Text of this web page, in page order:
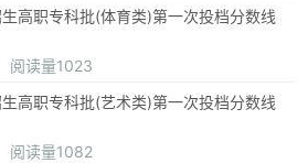
高职专科批(体育类)第一次投档分数线
阅读量1023
高职专科批(艺术类)第一次投档分数线
阅读量1082